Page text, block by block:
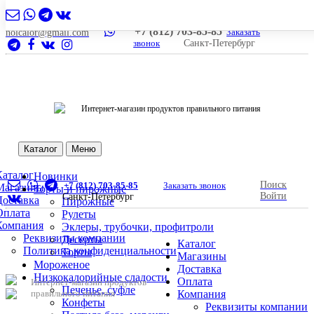
nolcalor@gmail.com +7 (812) 703-85-85 Заказать
звонок
Санкт-Петербург
Интернет-магазин продуктов правильного питания
Каталог Меню
Реквизиты компании
Политика конфиденциальности
Новинки
Торты и пирожные
Пирожные
Рулеты
Эклеры, трубочки, профитроли
Десерты
Торты
Мороженое
Низкокалорийные сладости
Печенье, суфле
Конфеты
+7 (812) 703-85-85
Заказать звонок
Санкт-Петербург
Поиск
Войти
Интернет-магазин продуктов
правильного питания
Каталог
Магазины
Доставка
Оплата
Компания
Реквизиты компании